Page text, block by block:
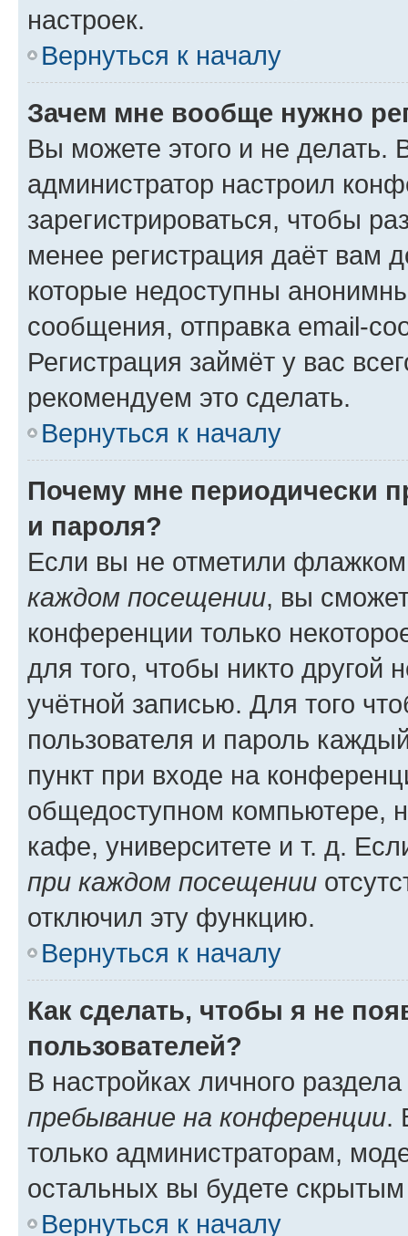
настроек.
Вернуться к началу
Зачем мне вообще нужно
Вы можете этого и не делать.
администратор настроил
зарегистрироваться, чтобы
менее регистрация даёт вам
которые недоступны
сообщения, отправка email-
Регистрация займёт у вас
рекомендуем это сделать.
Вернуться к началу
Почему мне периодически
и пароля?
Если вы не отметили
каждом посещении, вы
конференции только
для того, чтобы никто другой
учётной записью. Для того
пользователя и пароль
пункт при входе на
общедоступном компьютере,
кафе, университете и т. д.
при каждом посещении
отключил эту функцию.
Вернуться к началу
Как сделать, чтобы я не
пользователей?
В настройках личного
пребывание на конференции.
только администраторам,
остальных вы будете
Вернуться к началу